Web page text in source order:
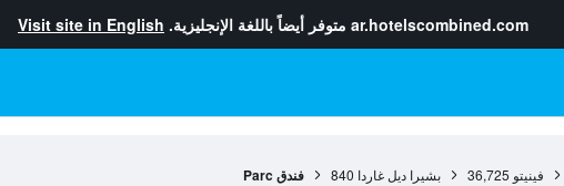
ar.hotelscombined.com متوفر أيضاً باللغة الإنجليزية. Visit site in English
فينيتو 36,725 بشيرا ديل غاردا 840 فندق Parc